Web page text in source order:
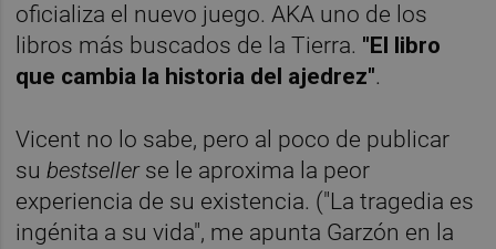
oficializa el nuevo juego. AKA uno de los
libros más buscados de la Tierra. "El libro
que cambia la historia del ajedrez".
Vicent no lo sabe, pero al poco de publicar
subestseller se le aproxima la peor
experiencia de su existencia. ("La tragedia es
ingénita a su vida", me apunta Garzón en la